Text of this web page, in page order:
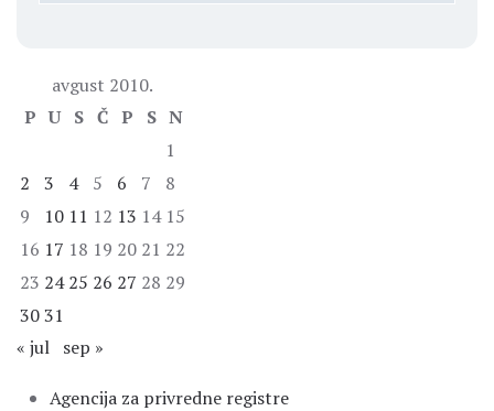
avgust 2010.
P U S Č P S N
1
2
3 4 5 6 7
8
9
10 11 12 13 14 15
16 17 18 19 20 21 22
23 24 25 26 27 28 29
3031
« jul sep »
Agencija za privredne registre